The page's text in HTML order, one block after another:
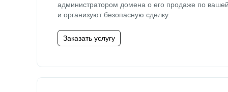
администратором домена о его продаже по
и организуют безопасную сделку.
Заказать услугу